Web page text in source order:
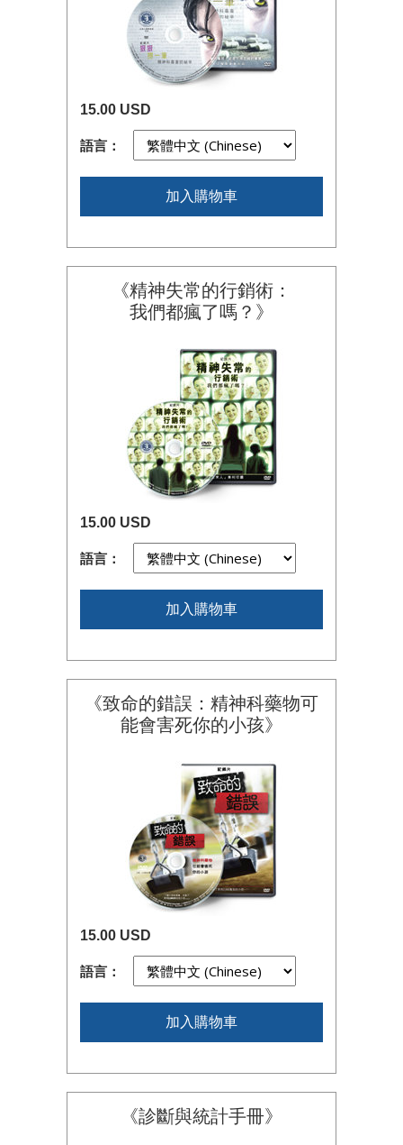
15.00 USD
語言：
加入購物車
《精神失常的行銷術：
我們都瘋了嗎？》
15.00 USD
語言：
加入購物車
《致命的錯誤：精神科藥物可
能會害死你的小孩》
15.00 USD
語言：
加入購物車
《診斷與統計手冊》